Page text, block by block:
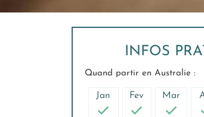
INFOS
Quand partir en Australie :
Jan Fev Mar